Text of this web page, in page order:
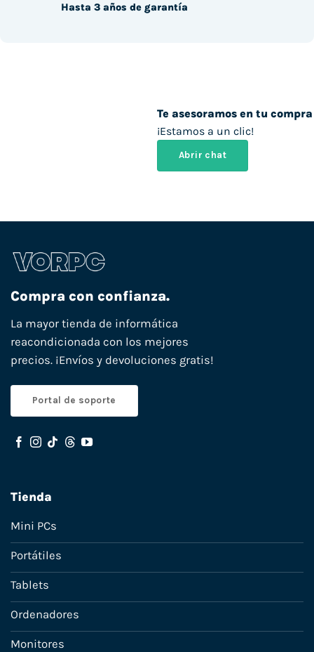
Te asesoramos en tu compra
¡Estamos a un clic!
Abrir chat
Hasta 3 años de garantía
Compra con confianza.
La mayor tienda de informática
reacondicionada con los mejores
precios. ¡Envíos y devoluciones gratis!
Portal de soporte
Tienda
Mini PCs
Portátiles
Tablets
Ordenadores
Monitores